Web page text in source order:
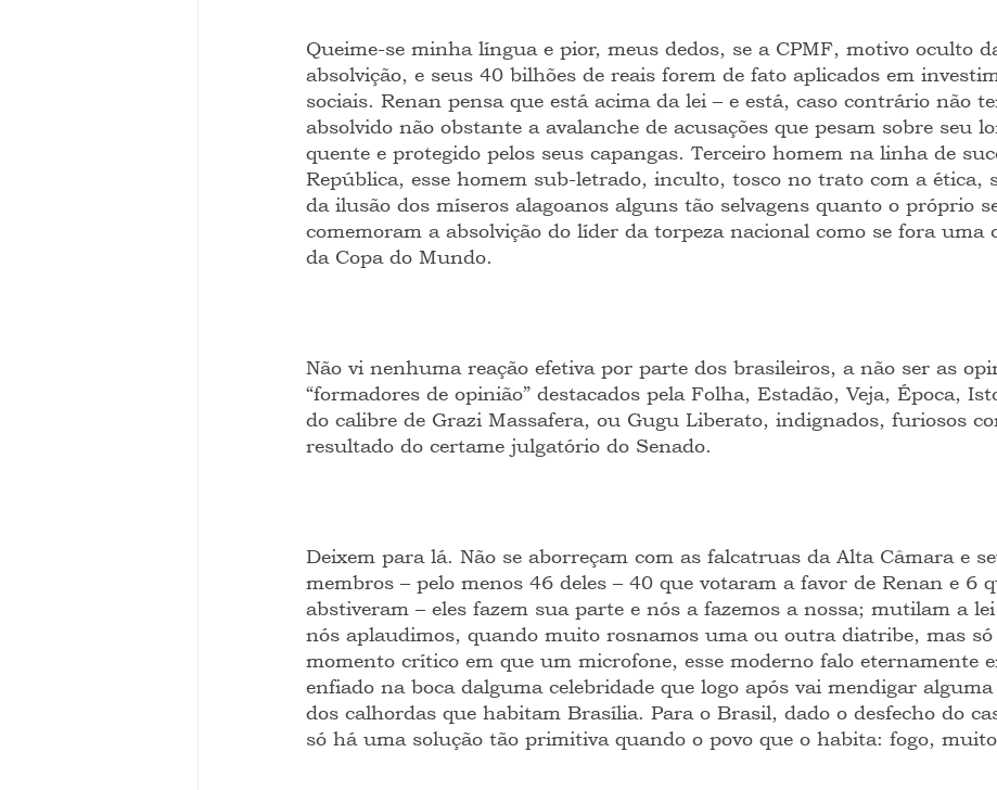
Queime-se minha língua e pior, meus dedos, se a CPMF, motivo oculto
absolvição, e seus 40 bilhões de reais forem de fato aplicados em
sociais. Renan pensa que está acima da lei – e está, caso contrário não
absolvido não obstante a avalanche de acusações que pesam sobre seu
quente e protegido pelos seus capangas. Terceiro homem na linha de
República, esse homem sub-letrado, inculto, tosco no trato com a ética,
da ilusão dos míseros alagoanos alguns tão selvagens quanto o próprio
comemoram a absolvição do líder da torpeza nacional como se fora uma
da Copa do Mundo.
Não vi nenhuma reação efetiva por parte dos brasileiros, a não ser as
“formadores de opinião” destacados pela Folha, Estadão, Veja, Época,
do calibre de Grazi Massafera, ou Gugu Liberato, indignados, furiosos
resultado do certame julgatório do Senado.
Deixem para lá. Não se aborreçam com as falcatruas da Alta Câmara e
membros – pelo menos 46 deles – 40 que votaram a favor de Renan e 6
abstiveram – eles fazem sua parte e nós a fazemos a nossa; mutilam a
nós aplaudimos, quando muito rosnamos uma ou outra diatribe, mas só
momento crítico em que um microfone, esse moderno falo eternamente
enfiado na boca dalguma celebridade que logo após vai mendigar
dos calhordas que habitam Brasília. Para o Brasil, dado o desfecho do
só há uma solução tão primitiva quando o povo que o habita: fogo,